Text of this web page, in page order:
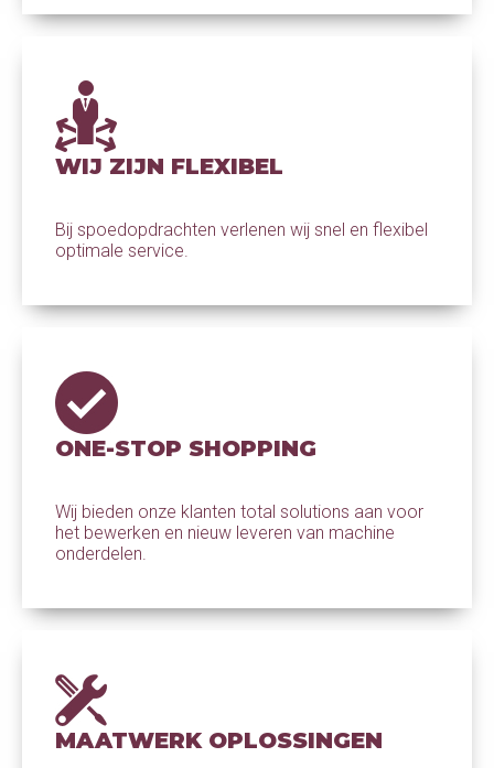
WIJ ZIJN FLEXIBEL
Bij spoedopdrachten verlenen wij snel en flexibel
optimale service.
ONE-STOP SHOPPING
Wij bieden onze klanten total solutions aan voor
het bewerken en nieuw leveren van machine
onderdelen.
MAATWERK OPLOSSINGEN